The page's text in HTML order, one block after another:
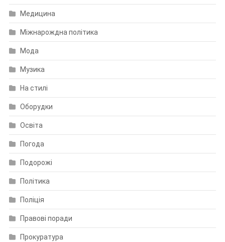
Медицина
Міжнарождна політика
Мода
Музика
На стилі
Оборудки
Освіта
Погода
Подорожі
Політика
Поліція
Правові поради
Прокуратура